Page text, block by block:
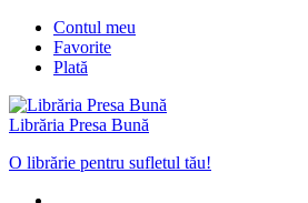
Contul meu
Favorite
Plată
Librăria Presa Bună
O librărie pentru sufletul tău!